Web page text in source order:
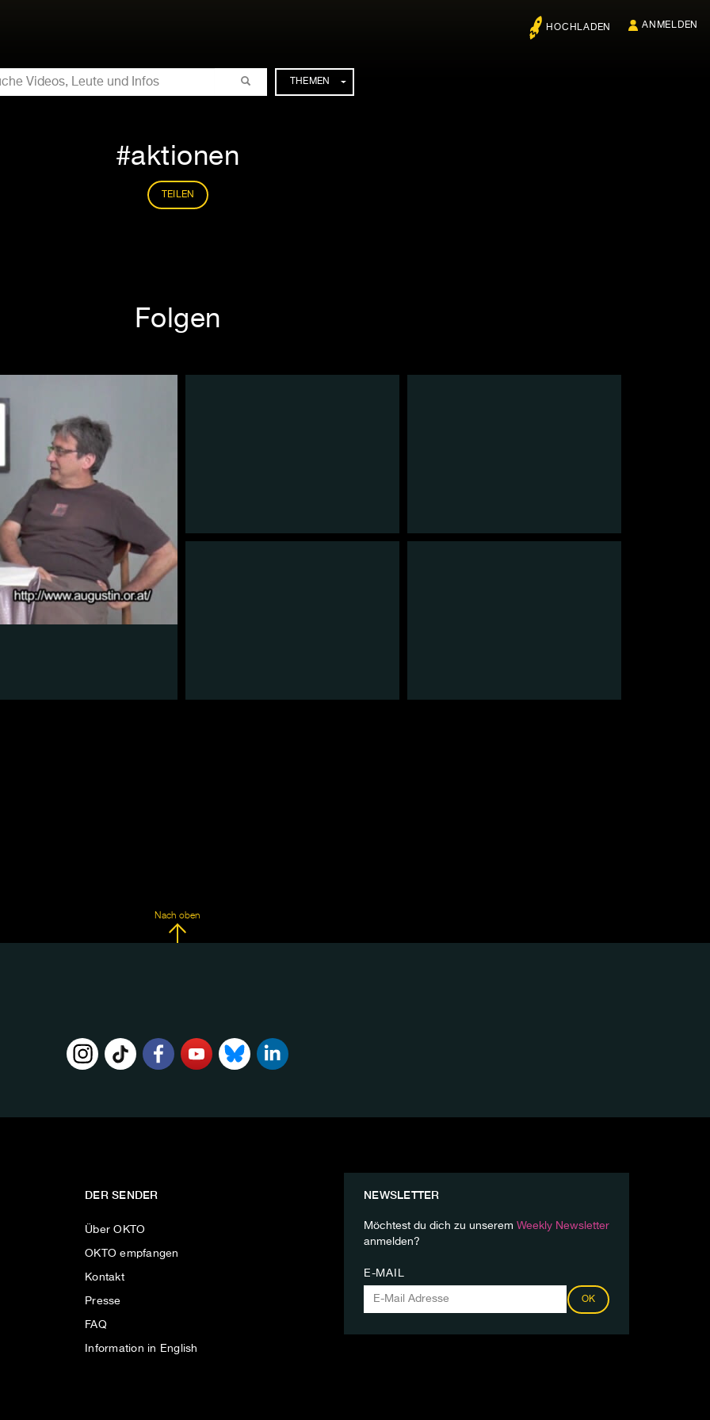
HOCHLADEN ANMELDEN
THEMEN
aktionen
TEILEN
Folgen
Nach oben
DER SENDER
Über OKTO
OKTO empfangen
Kontakt
Presse
FAQ
Information in English
NEWSLETTER
Möchtest du dich zu unserem Weekly Newsletter
anmelden?
E-MAIL
OK